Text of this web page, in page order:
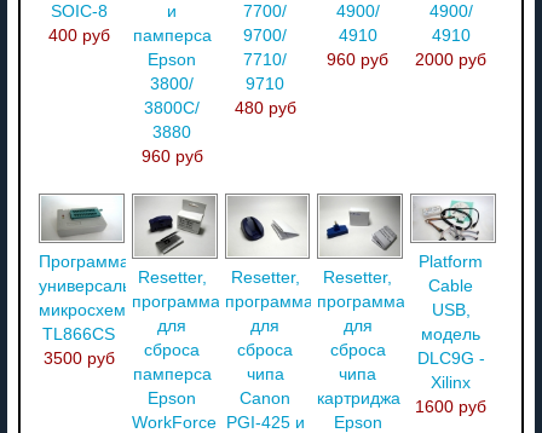
SOIC-8
400 руб
и
памперса
Epson
3800/
3800С/
3880
960 руб
7700/
9700/
7710/
9710
480 руб
4900/
4910
960 руб
4900/
4910
2000 руб
Программатор
универсальный
микросхем
TL866CS
3500 руб
Resetter,
программатор
для
сброса
памперса
Epson
WorkForce
Resetter,
программатор
для
сброса
чипа
Canon
PGI-425 и
Resetter,
программатор
для
сброса
чипа
картриджа
Epson
Platform
Cable
USB,
модель
DLC9G -
Xilinx
1600 руб